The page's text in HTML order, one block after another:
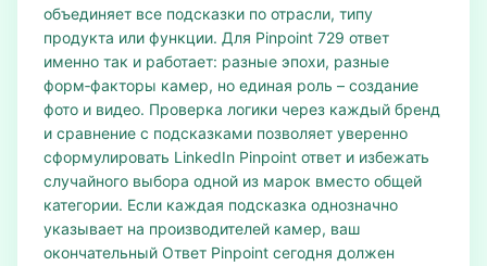
объединяет все подсказки по отрасли, типу
продукта или функции. Для Pinpoint 729 ответ
именно так и работает: разные эпохи, разные
форм‑факторы камер, но единая роль – создание
фото и видео. Проверка логики через каждый бренд
и сравнение с подсказками позволяет уверенно
сформулировать LinkedIn Pinpoint ответ и избежать
случайного выбора одной из марок вместо общей
категории. Если каждая подсказка однозначно
указывает на производителей камер, ваш
окончательный Ответ Pinpoint сегодня должен